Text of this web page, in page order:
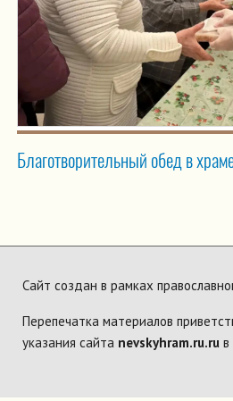
Благотворительный обед в
Сайт создан в рамках
Перепечатка материалов
указания сайта nevskyhram.ru.ru в